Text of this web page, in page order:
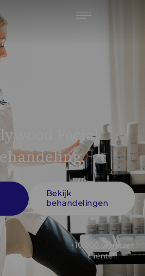
Facial
Bekijk
behandelingen
+10.000 tevreden
cliënten